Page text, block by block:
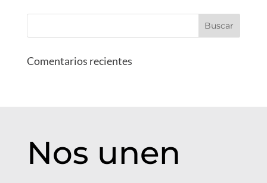
Comentarios recientes
Nos unen